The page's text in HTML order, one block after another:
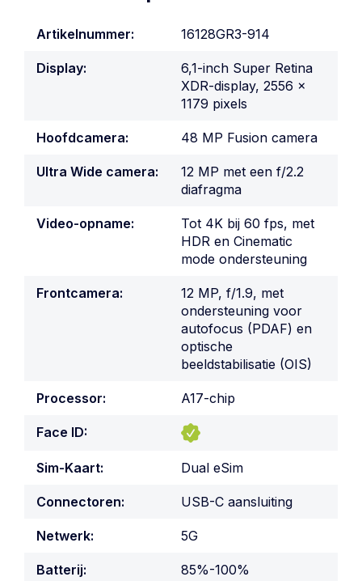
Artikelnummer: 16128GR3-914
Display:
6,1-inch Super Retina
XDR-display, 2556 x
1179 pixels
Hoofdcamera: 48 MP Fusion camera
Ultra Wide camera:
12 MP met een f/2.2
diafragma
Video-opname:
Tot 4K bij 60 fps, met
HDR en Cinematic
mode ondersteuning
Frontcamera:
12 MP, f/1.9, met
ondersteuning voor
autofocus (PDAF) en
optische
beeldstabilisatie (OIS)
Processor: A17-chip
Face ID:
Sim-Kaart: Dual eSim
Connectoren: USB-C aansluiting
Netwerk: 5G
Batterij: 85%-100%